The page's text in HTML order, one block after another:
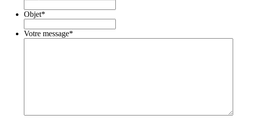
Objet*
Votre message*